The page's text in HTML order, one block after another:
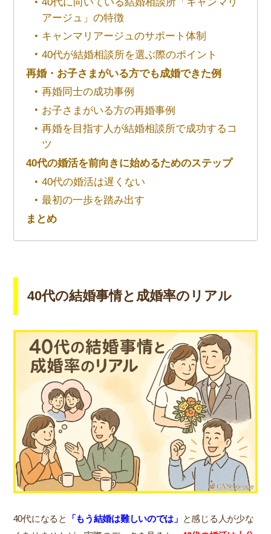
アージュ」の特徴
キャンマリアージュのサポート体制
40代が結婚相談所を選ぶ際のポイント
再婚・お子さまがいる方でも成婚できた例
再婚同士の成功事例
お子さまがいる方の再婚事例
再婚を目指す人が結婚相談所で成功するコ
ツ
40代の婚活を前向きに始めるためのステップ
40代の婚活は遅くない
最初の一歩を踏み出す
まとめ
40代の結婚事情と成婚率のリアル
40代になると 「もう結婚は難しいのでは」 と感じる人が少な